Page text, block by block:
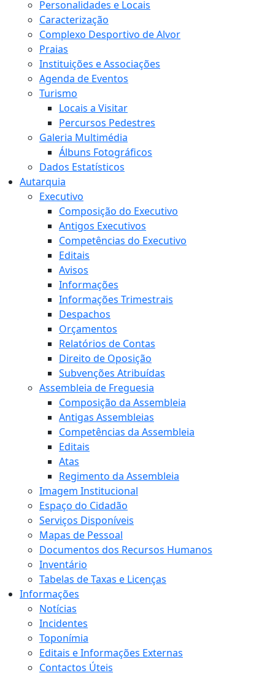
Personalidades e Locais
Caracterização
Complexo Desportivo de Alvor
Praias
Instituições e Associações
Agenda de Eventos
Turismo
Locais a Visitar
Percursos Pedestres
Galeria Multimédia
Álbuns Fotográficos
Dados Estatísticos
Autarquia
Executivo
Composição do Executivo
Antigos Executivos
Competências do Executivo
Editais
Avisos
Informações
Informações Trimestrais
Despachos
Orçamentos
Relatórios de Contas
Direito de Oposição
Subvenções Atribuídas
Assembleia de Freguesia
Composição da Assembleia
Antigas Assembleias
Competências da Assembleia
Editais
Atas
Regimento da Assembleia
Imagem Institucional
Espaço do Cidadão
Serviços Disponíveis
Mapas de Pessoal
Documentos dos Recursos Humanos
Inventário
Tabelas de Taxas e Licenças
Informações
Notícias
Incidentes
Toponímia
Editais e Informações Externas
Contactos Úteis